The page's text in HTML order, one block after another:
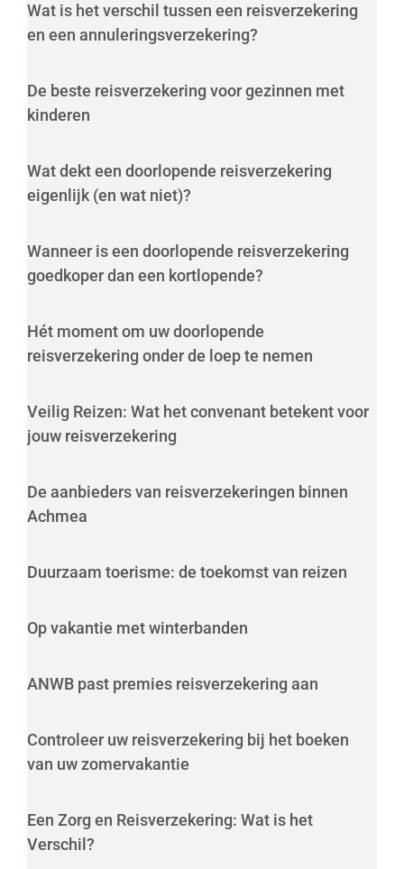
Wat is het verschil tussen een reisverzekering
en een annuleringsverzekering?
De beste reisverzekering voor gezinnen met
kinderen
Wat dekt een doorlopende reisverzekering
eigenlijk (en wat niet)?
Wanneer is een doorlopende reisverzekering
goedkoper dan een kortlopende?
Hét moment om uw doorlopende
reisverzekering onder de loep te nemen
Veilig Reizen: Wat het convenant betekent voor
jouw reisverzekering
De aanbieders van reisverzekeringen binnen
Achmea
Duurzaam toerisme: de toekomst van reizen
Op vakantie met winterbanden
ANWB past premies reisverzekering aan
Controleer uw reisverzekering bij het boeken
van uw zomervakantie
Een Zorg en Reisverzekering: Wat is het
Verschil?